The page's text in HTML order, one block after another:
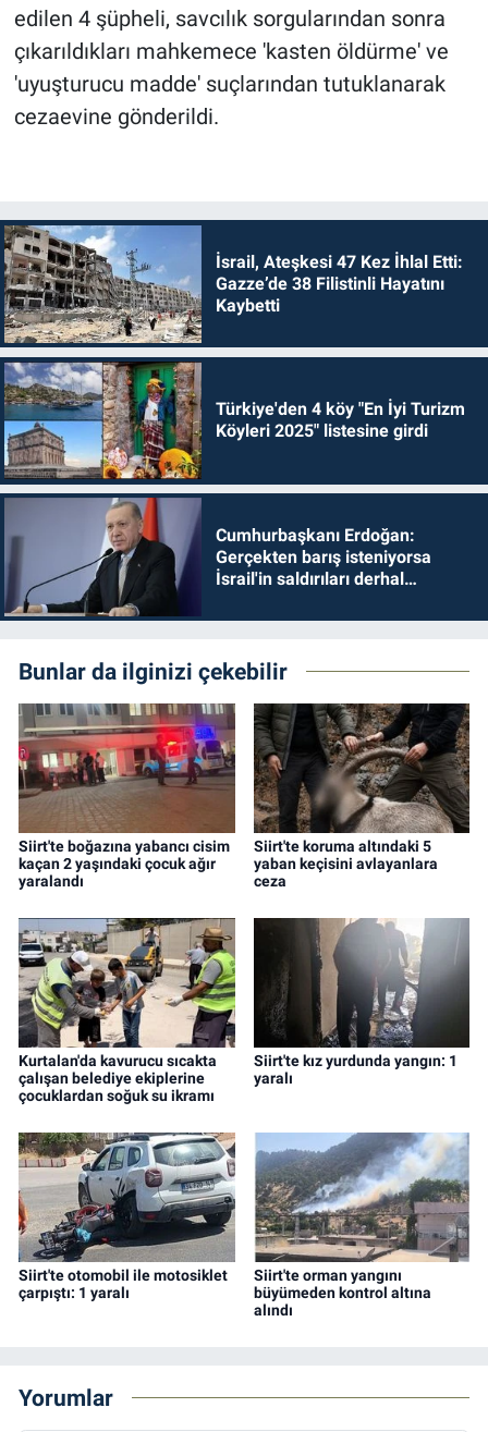
edilen 4 şüpheli, savcılık sorgularından sonra
çıkarıldıkları mahkemece 'kasten öldürme' ve
'uyuşturucu madde' suçlarından tutuklanarak
cezaevine gönderildi.
İsrail, Ateşkesi 47 Kez İhlal Etti:
Gazze’de 38 Filistinli Hayatını
Kaybetti
Türkiye'den 4 köy "En İyi Turizm
Köyleri 2025" listesine girdi
Cumhurbaşkanı Erdoğan:
Gerçekten barış isteniyorsa
İsrail'in saldırıları derhal
Bunlar da ilginizi çekebilir
Siirt'te boğazına yabancı cisim
kaçan 2 yaşındaki çocuk ağır
yaralandı
Siirt'te koruma altındaki 5
yaban keçisini avlayanlara
ceza
Kurtalan'da kavurucu sıcakta
çalışan belediye ekiplerine
çocuklardan soğuk su ikramı
Siirt'te kız yurdunda yangın: 1
yaralı
Siirt'te otomobil ile motosiklet
çarpıştı: 1 yaralı
Siirt'te orman yangını
büyümeden kontrol altına
alındı
Yorumlar